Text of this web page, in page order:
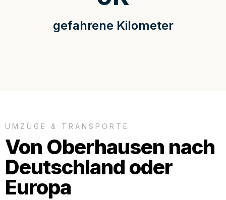
gefahrene Kilometer
UMZÜGE & TRANSPORTE
Von Oberhausen nach
Deutschland oder
Europa